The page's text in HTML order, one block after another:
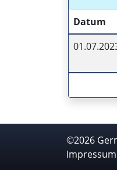
Datum
©2026
Impressum